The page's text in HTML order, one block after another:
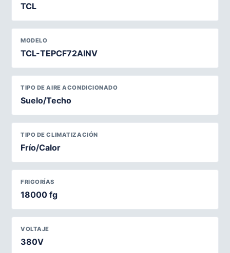
TCL
MODELO
TCL-TEPCF72AINV
TIPO DE AIRE ACONDICIONADO
Suelo/Techo
TIPO DE CLIMATIZACIÓN
Frío/Calor
FRIGORÍAS
18000 fg
VOLTAJE
380V